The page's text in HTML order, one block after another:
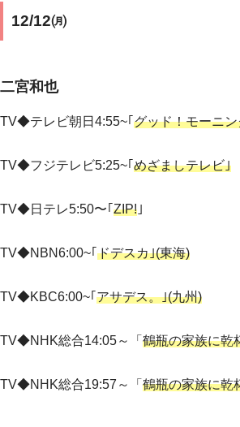
12/12㈪
二宮和也
TV◆テレビ朝日 4:55~｢ グッド！モーニン
TV◆フジテレビ5:25~｢ めざましテレビ｣
TV◆日テレ5:50〜｢ ZIP! ｣
TV◆NBN6:00~｢ ドデスカ｣(東海)
TV◆KBC6:00~｢ アサデス。｣(九州)
TV◆NHK総合14:05～ 「 鶴瓶の家族に乾
TV◆NHK総合19:57～ 「 鶴瓶の家族に乾